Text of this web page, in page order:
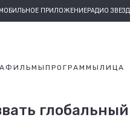
МОБИЛЬНОЕ ПРИЛОЖЕНИЕРАДИО
ФИЛЬМЫ ПРОГРАММЫ ЛИЦА
глобальный